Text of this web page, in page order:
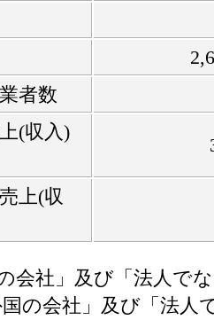
者数
(収入)
上(収
会社」及び「法人で
国の会社」及び「法